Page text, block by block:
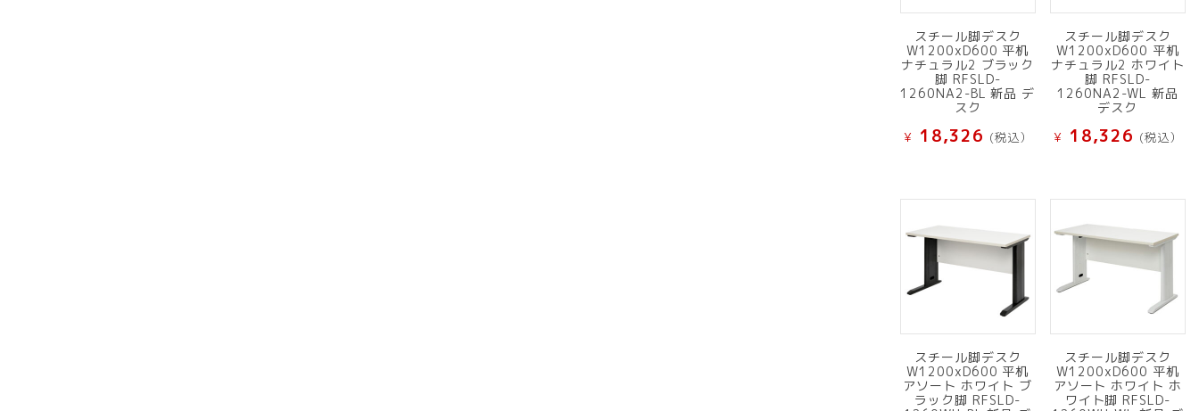
スチール脚デスク
W1200xD600 平机
ナチュラル2 ブラック
脚 RFSLD-
1260NA2-BL 新品 デ
スク
¥ 18,326 (税込）
スチール脚デスク
W1200xD600 平机
ナチュラル2 ホワイト
脚 RFSLD-
1260NA2-WL 新品
デスク
¥ 18,326 (税込）
スチール脚デスク
W1200xD600 平机
アソート ホワイト ブ
ラック脚 RFSLD-
スチール脚デスク
W1200xD600 平机
アソート ホワイト ホ
ワイト脚 RFSLD-